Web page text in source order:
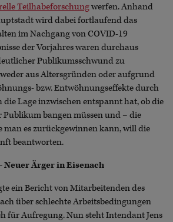
Teilhabeforschungwerfen. Anhand
wird dabei fortlaufend das
im Nachgang von COVID-19
der Vorjahres waren durchaus
Publikumsschwund zu
aus Altersgründen oder aufgrund
bzw. Entwöhnungseffekte durch
die Lage inzwischen entspannt hat, ob die
bangen müssen und – die
man es zurückgewinnen kann, will die
beantworten.
Neuer Ärger in Eisenach
ein Bericht von Mitarbeitenden des
über schlechte Arbeitsbedingungen
für Aufregung. Nun steht Intendant Jens